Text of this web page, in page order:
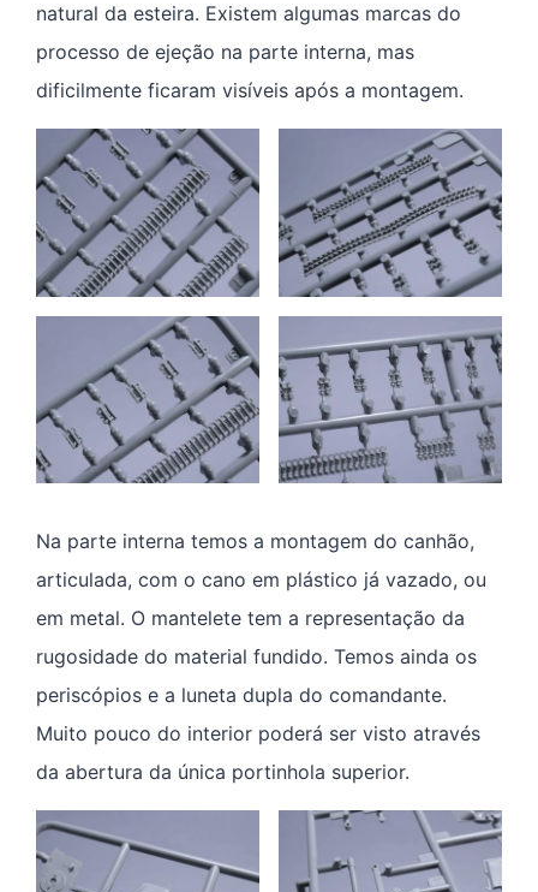
natural da esteira. Existem algumas marcas do
processo de ejeção na parte interna, mas
dificilmente ficaram visíveis após a montagem.
Na parte interna temos a montagem do canhão,
articulada, com o cano em plástico já vazado, ou
em metal. O mantelete tem a representação da
rugosidade do material fundido. Temos ainda os
periscópios e a luneta dupla do comandante.
Muito pouco do interior poderá ser visto através
da abertura da única portinhola superior.